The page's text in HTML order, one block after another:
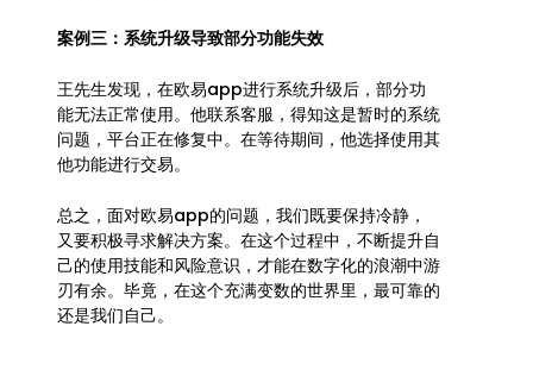
案例三：系统升级导致部分功能失效
王先生发现，在欧易app进行系统升级后，部分功
能无法正常使用。他联系客服，得知这是暂时的系统
问题，平台正在修复中。在等待期间，他选择使用其
他功能进行交易。
总之，面对欧易app的问题，我们既要保持冷静，
又要积极寻求解决方案。在这个过程中，不断提升自
己的使用技能和风险意识，才能在数字化的浪潮中游
刃有余。毕竟，在这个充满变数的世界里，最可靠的
还是我们自己。